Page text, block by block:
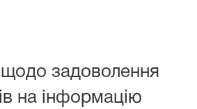
щодо задоволення
на інформацію